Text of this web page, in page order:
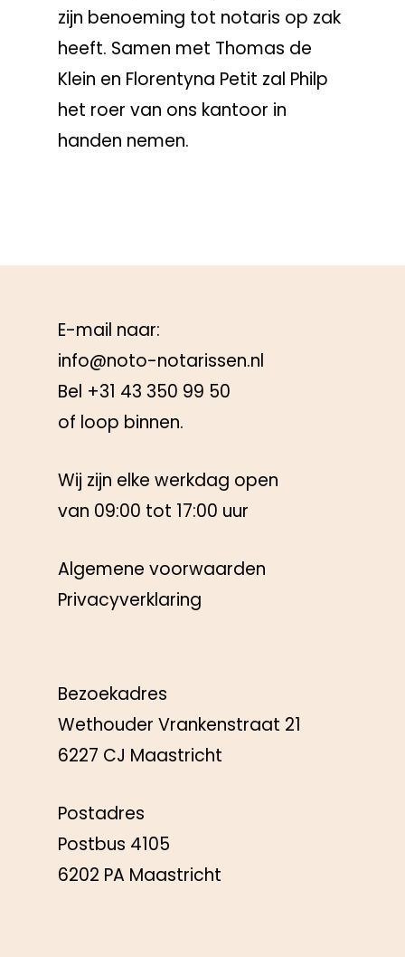
zijn benoeming tot notaris op zak
heeft. Samen met Thomas de
Klein en Florentyna Petit zal Philp
het roer van ons kantoor in
handen nemen.
E-mail naar:
info@noto-notarissen.nl
Bel +31 43 350 99 50
of loop binnen.
Wij zijn elke werkdag open
van 09:00 tot 17:00 uur
Algemene voorwaarden
Privacyverklaring
Bezoekadres
Wethouder Vrankenstraat 21
6227 CJ Maastricht
Postadres
Postbus 4105
6202 PA Maastricht